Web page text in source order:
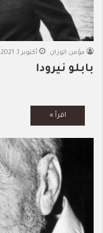
مؤمن الوزان أكتوبر 1, 2021
بابلو نيرودا